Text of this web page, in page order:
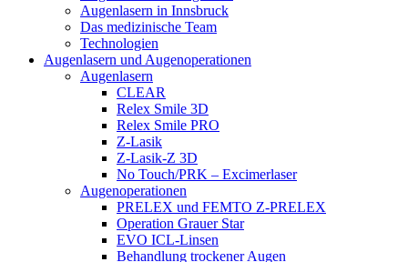
Augenlasern in Innsbruck
Das medizinische Team
Technologien
Augenlasern und Augenoperationen
Augenlasern
CLEAR
Relex Smile 3D
Relex Smile PRO
Z-Lasik
Z-Lasik-Z 3D
No Touch/PRK – Excimerlaser
Augenoperationen
PRELEX und FEMTO Z-PRELEX
Operation Grauer Star
EVO ICL-Linsen
Behandlung trockener Augen